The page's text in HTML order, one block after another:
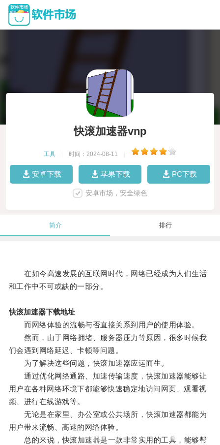
快滚加速器vnp
工具 时间：2024-08-11
安卓下载 苹果下载 PC下载
安卓市场，安全绿色
简介 排行
在如今高速发展的互联网时代，网络已经成为人们生活
和工作中不可或缺的一部分。
快滚加速器下载地址
而网络体验的流畅与否直接关系到用户的使用体验。
然而，由于网络拥堵、服务器压力等原因，很多时候我
们会遇到网络延迟、卡顿等问题。
为了解决这些问题，快滚加速器应运而生。
通过优化网络通路、加速传输速度，快滚加速器能够让
用户在各种网络环境下都能够快速稳定地访问网页、观看视
频、进行在线游戏等。
无论是在家里、办公室或公共场所，快滚加速器都能为
用户带来流畅、高速的网络体验。
总的来说，快滚加速器是一款非常实用的工具，能够帮